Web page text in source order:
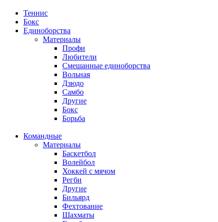
Теннис
Бокс
Единоборства
Материалы
Профи
Любители
Смешанные единоборства
Вольная
Дзюдо
Самбо
Другие
Бокс
Борьба
Командные
Материалы
Баскетбол
Волейбол
Хоккей с мячом
Регби
Другие
Бильярд
Фехтование
Шахматы